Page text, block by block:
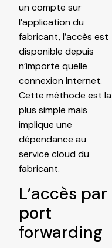
un compte sur
l’application du
fabricant, l’accès est
disponible depuis
n’importe quelle
connexion Internet.
Cette méthode est la
plus simple mais
implique une
dépendance au
service cloud du
fabricant.
L’accès par
port
forwarding